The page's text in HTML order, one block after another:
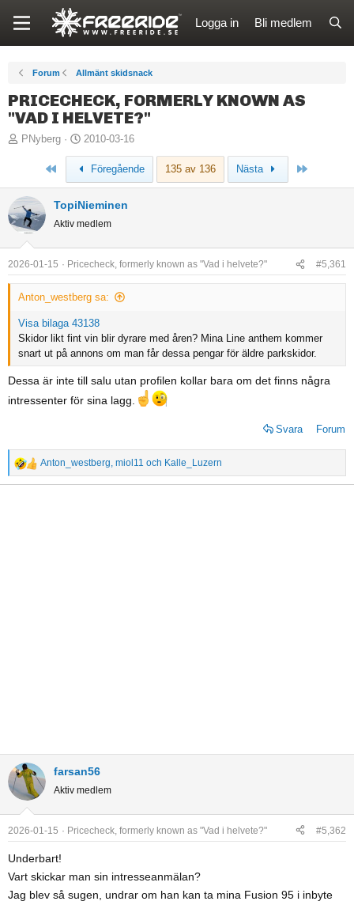
Logga in Bli medlem
Forum Allmänt skidsnack
PRICECHECK, FORMERLY KNOWN AS
"VAD I HELVETE?"
T
d
s
t
a
r
t
a
e
PNyberg
S
t
r
t
d
t
u
m
2010-03-16
Först Föregående 135 av 136 Nästa
TopiNieminen
Aktiv medlem
2026-01-15 Pricecheck, formerly known as "Vad i helvete?" #5,361
Anton_westberg sa:
Visa bilaga 43138
Skidor likt fint vin blir dyrare med åren? Mina Line anthem kommer
snart ut på annons om man får dessa pengar för äldre parkskidor.
Dessa är inte till salu utan profilen kollar bara om det finns några
intressenter för sina lagg.
Svara Forum
R
e
Anton_westberg miol11 och Kalle_Luzern
farsan56
Aktiv medlem
2026-01-15 Pricecheck, formerly known as "Vad i helvete?" #5,362
Underbart!
Vart skickar man sin intresseanmälan?
Jag blev så sugen, undrar om han kan ta mina Fusion 95 i inbyte